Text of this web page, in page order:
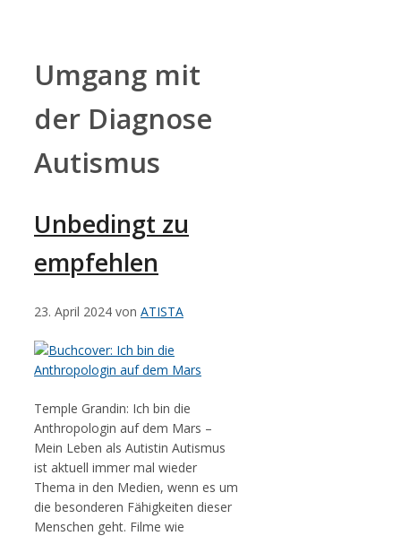
Umgang mit
der Diagnose
Autismus
Unbedingt zu
empfehlen
23. April 2024 von ATISTA
Temple Grandin: Ich bin die
Anthropologin auf dem Mars –
Mein Leben als Autistin Autismus
ist aktuell immer mal wieder
Thema in den Medien, wenn es um
die besonderen Fähigkeiten dieser
Menschen geht. Filme wie